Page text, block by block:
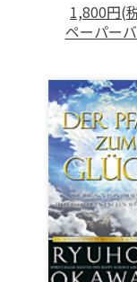
1,800円(
ペーパー